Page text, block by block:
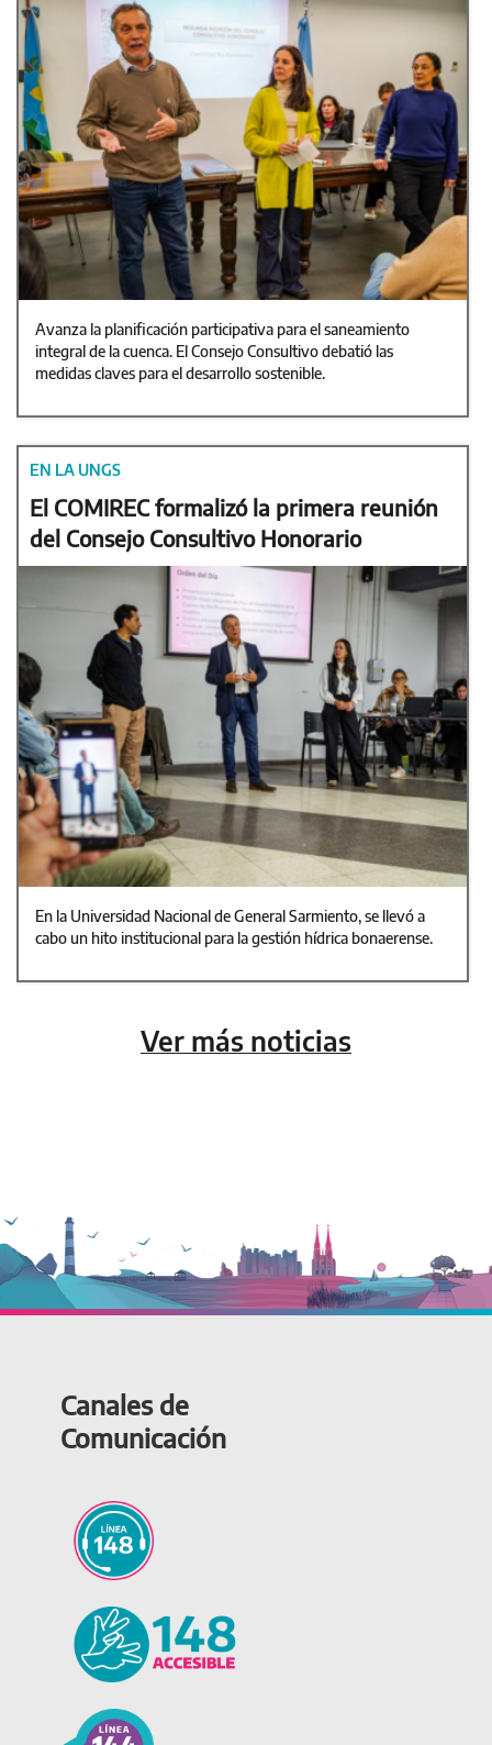
Avanza la planificación participativa para el saneamiento
integral de la cuenca. El Consejo Consultivo debatió las
medidas claves para el desarrollo sostenible.
EN LA UNGS
El COMIREC formalizó la primera reunión
del Consejo Consultivo Honorario
En la Universidad Nacional de General Sarmiento, se llevó a
cabo un hito institucional para la gestión hídrica bonaerense.
Ver más noticias
Canales de
Comunicación